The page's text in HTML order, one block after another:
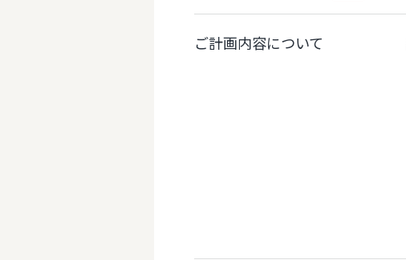
ご計画内容について